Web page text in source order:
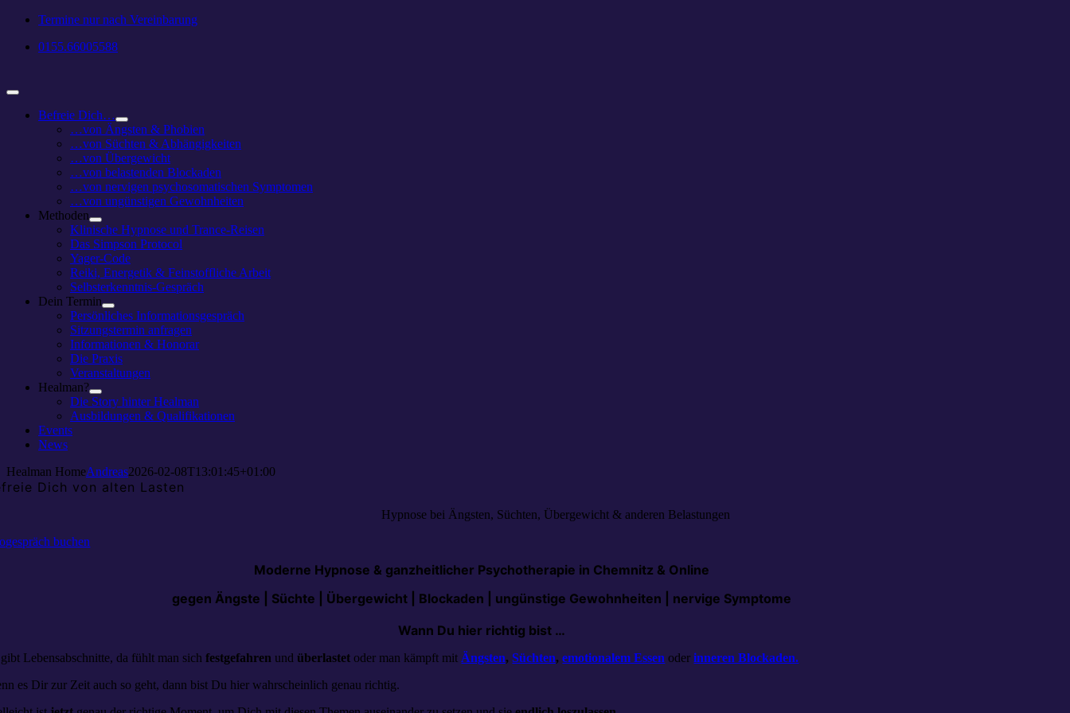
Zum
springen
Termine nur nach Vereinbarung
0155.66005588
Toggle
NavigationBefreie Dich…
…von Ängsten & Phobien
…von Süchten & Abhängigkeiten
…von Übergewicht
…von belastenden Blockaden
…von nervigen psychosomatischen Symptomen
…von ungünstigen Gewohnheiten
Methoden
Klinische Hypnose und Trance-Reisen
Das Simpson Protocol
Yager-Code
Reiki, Energetik & Feinstoffliche Arbeit
Selbsterkenntnis-Gespräch
Dein Termin
Persönliches Informationsgespräch
Sitzungstermin anfragen
Informationen & Honorar
Die Praxis
Veranstaltungen
Healman?
Die Story hinter Healman
Ausbildungen & Qualifikationen
Events
News
Healman HomeAndreas2026-02-08T13:01:45+01:00
Dich von alten Lasten
Hypnose bei Ängsten, Süchten, Übergewicht & anderen Belastungen
buchen
Moderne Hypnose & ganzheitlicher Psychotherapie in Chemnitz & Online
gegen Ängste | Süchte | Übergewicht | Blockaden | ungünstige Gewohnheiten | nervige Symptome
Wann Du hier richtig bist …
Lebensabschnitte, da fühlt man sich festgefahren undüberlastet oder man kämpft mit Ängsten,Süchten,emotionalem Essen oderinneren Blockaden.
es Dir zur Zeit auch so geht, dann bist Du hier wahrscheinlich genau richtig.